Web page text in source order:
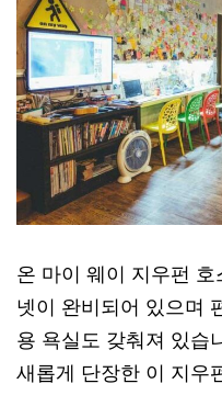
온 마이 웨이 지우펀
넷이 완비되어 있으며
용 욕실도 갖춰져 있습
새롭게 단장한 이 지우